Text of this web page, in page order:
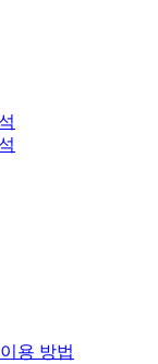
용 방법